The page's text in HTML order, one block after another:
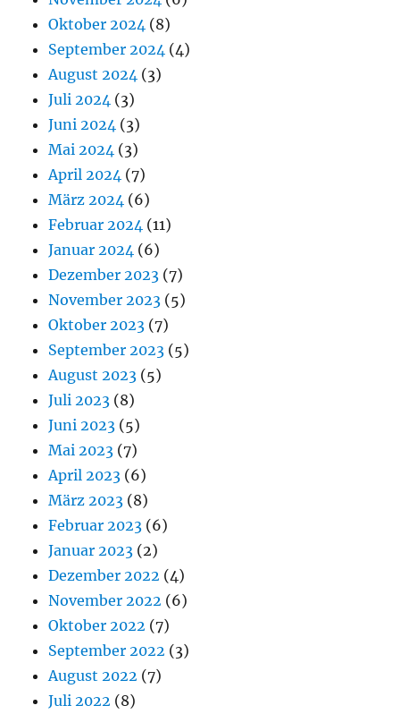
Oktober 2024 (8)
September 2024 (4)
August 2024 (3)
Juli 2024 (3)
Juni 2024 (3)
Mai 2024 (3)
April 2024 (7)
März 2024 (6)
Februar 2024 (11)
Januar 2024 (6)
Dezember 2023 (7)
November 2023 (5)
Oktober 2023 (7)
September 2023 (5)
August 2023 (5)
Juli 2023 (8)
Juni 2023 (5)
Mai 2023 (7)
April 2023 (6)
März 2023 (8)
Februar 2023 (6)
Januar 2023 (2)
Dezember 2022 (4)
November 2022 (6)
Oktober 2022 (7)
September 2022 (3)
August 2022 (7)
Juli 2022 (8)